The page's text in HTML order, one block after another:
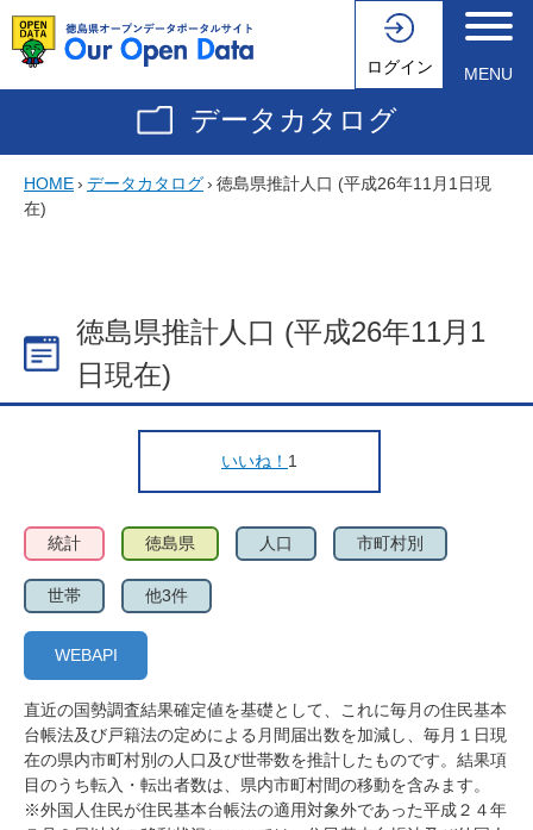
ログイン MENU
データカタログ
HOME› データカタログ› 徳島県推計人口 (平成26年11月1日現
在)
徳島県推計人口 (平成26年11月1
日現在)
いいね！ 1
統計 徳島県 人口 市町村別
世帯 他3件
WEBAPI
直近の国勢調査結果確定値を基礎として、これに毎月の住民基本
台帳法及び戸籍法の定めによる月間届出数を加減し、毎月１日現
在の県内市町村別の人口及び世帯数を推計したものです。結果項
目のうち転入・転出者数は、県内市町村間の移動を含みます。
※外国人住民が住民基本台帳法の適用対象外であった平成２４年